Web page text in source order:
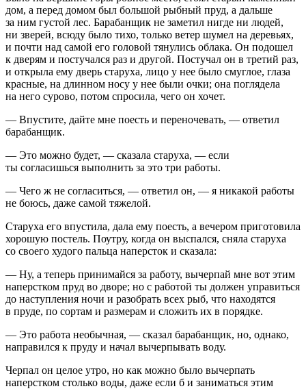
дом, а перед домом был большой рыбный пруд, а дальше
за ним густой лес. Барабанщик не заметил нигде ни людей,
ни зверей, всюду было тихо, только ветер шумел на деревьях,
и почти над самой его головой тянулись облака. Он подошел
к дверям и постучался раз и другой. Постучал он в третий раз,
и открыла ему дверь старуха, лицо у нее было смуглое, глаза
красные, на длинном носу у нее были очки; она поглядела
на него сурово, потом спросила, чего он хочет.
— Впустите, дайте мне поесть и переночевать, — ответил
барабанщик.
— Это можно будет, — сказала старуха, — если
ты согласишься выполнить за это три работы.
— Чего ж не согласиться, — ответил он, — я никакой работы
не боюсь, даже самой тяжелой.
Старуха его впустила, дала ему поесть, а вечером приготовила
хорошую постель. Поутру, когда он выспался, сняла старуха
со своего худого пальца наперсток и сказала:
— Ну, а теперь принимайся за работу, вычерпай мне вот этим
наперстком пруд во дворе; но с работой ты должен управиться
до наступления ночи и разобрать всех рыб, что находятся
в пруде, по сортам и размерам и сложить их в порядке.
— Это работа необычная, — сказал барабанщик, но, однако,
направился к пруду и начал вычерпывать воду.
Черпал он целое утро, но как можно было вычерпать
наперстком столько воды, даже если б и заниматься этим